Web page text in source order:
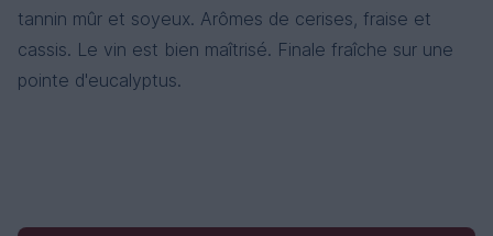
tannin mûr et soyeux. Arômes de cerises, fraise et
cassis. Le vin est bien maîtrisé. Finale fraîche sur une
pointe d'eucalyptus.